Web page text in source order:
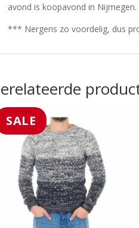
avond is koopavond in Nijmegen.
*** Nergens zo voordelig, dus
SALE